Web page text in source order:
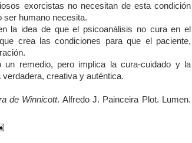
exorcistas no necesitan de esta condición
ser humano necesita.
la idea de que el psicoanálisis no cura en el
crea las condiciones para que el paciente,
un remedio, pero implica la cura-cuidado y la
creativa y auténtica.
de Winnicott. Alfredo J. Painceira Plot. Lumen.